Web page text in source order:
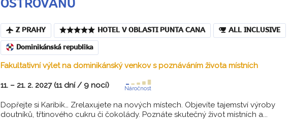
OSTROVANŮ
Z PRAHY HOTEL V OBLASTI PUNTA CANA ALL INCLUSIVE
Dominikánská republika
Fakultativní výlet na dominikánský venkov s poznáváním života místních
11. – 21. 2. 2027 (11 dní / 9 nocí) Náročnost
Dopřejte si Karibik… Zrelaxujete na nových místech. Objevíte tajemství výroby
doutníků, třtinového cukru či čokolády. Poznáte skutečný život místních a...